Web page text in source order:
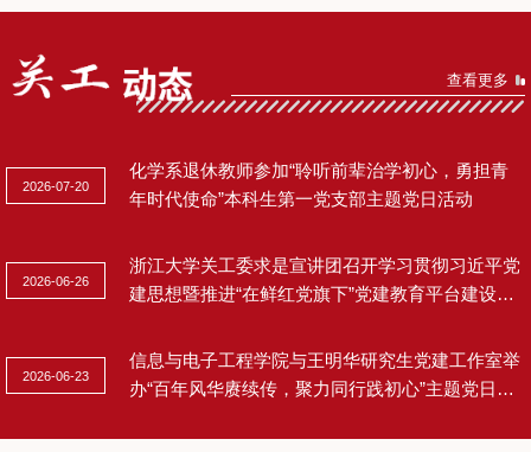
查看更多
2026-07-20
化学系退休教师参加“聆听前辈治学初心，勇担青
年时代使命”本科生第一党支部主题党日活动
2026-06-26
浙江大学关工委求是宣讲团召开学习贯彻习近平党
建思想暨推进“在鲜红党旗下”党建教育平台建设工
2026-06-23
信息与电子工程学院与王明华研究生党建工作室举
办“百年风华赓续传，聚力同行践初心”主题党日活